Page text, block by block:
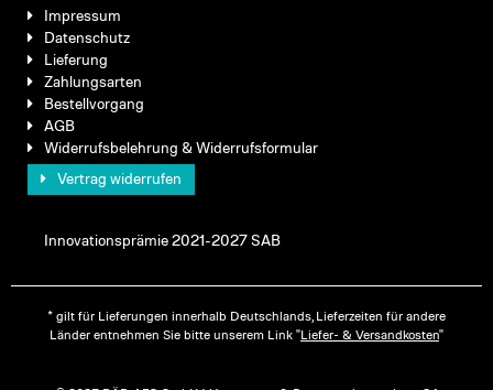
Impressum
Datenschutz
Lieferung
Zahlungsarten
Bestellvorgang
AGB
Widerrufsbelehrung & Widerrufsformular
Vertrag widerrufen
Innovationsprämie 2021-2027 SAB
* gilt für Lieferungen innerhalb Deutschlands, Lieferzeiten für andere
Länder entnehmen Sie bitte unserem Link "Liefer- & Versandkosten"